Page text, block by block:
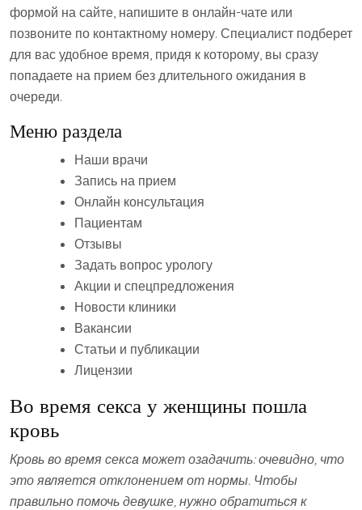
формой на сайте, напишите в онлайн-чате или
позвоните по контактному номеру. Специалист подберет
для вас удобное время, придя к которому, вы сразу
попадаете на прием без длительного ожидания в
очереди.
Меню раздела
Наши врачи
Запись на прием
Онлайн консультация
Пациентам
Отзывы
Задать вопрос урологу
Акции и спецпредложения
Новости клиники
Вакансии
Статьи и публикации
Лицензии
Во время секса у женщины пошла
кровь
Кровь во время секса может озадачить: очевидно, что
это является отклонением от нормы. Чтобы
правильно помочь девушке, нужно обратиться к